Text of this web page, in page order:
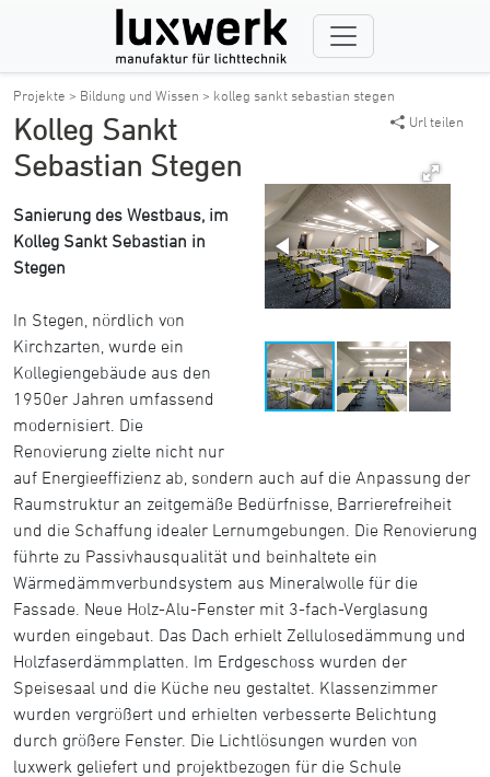
Projekte > Bildung und Wissen > kolleg sankt sebastian stegen
Url teilen
Kolleg Sankt
Sebastian Stegen
Sanierung des Westbaus, im
Kolleg Sankt Sebastian in
Stegen
In Stegen, nördlich von
Kirchzarten, wurde ein
Kollegiengebäude aus den
1950er Jahren umfassend
modernisiert. Die
Renovierung zielte nicht nur
auf Energieeffizienz ab, sondern auch auf die Anpassung der
Raumstruktur an zeitgemäße Bedürfnisse, Barrierefreiheit
und die Schaffung idealer Lernumgebungen. Die Renovierung
führte zu Passivhausqualität und beinhaltete ein
Wärmedämmverbundsystem aus Mineralwolle für die
Fassade. Neue Holz-Alu-Fenster mit 3-fach-Verglasung
wurden eingebaut. Das Dach erhielt Zellulosedämmung und
Holzfaserdämmplatten. Im Erdgeschoss wurden der
Speisesaal und die Küche neu gestaltet. Klassenzimmer
wurden vergrößert und erhielten verbesserte Belichtung
durch größere Fenster. Die Lichtlösungen wurden von
luxwerk geliefert und projektbezogen für die Schule